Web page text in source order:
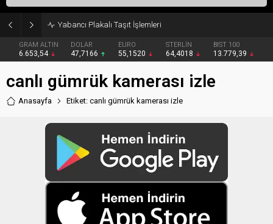
Yabancı Plakalı Taşıt İşlemleri
GRAM ALTIN
6.653,54
DOLAR
47,7166
EURO
55,1520
STERLİN
64,4018
BIST 100
13.779,39
canlı gümrük kamerası izle
Anasayfa Etiket: canlı gümrük kamerası izle